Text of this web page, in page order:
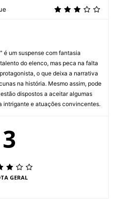
é um suspense com fantasia
do elenco, mas peca na falta
o que deixa a narrativa
na história. Mesmo assim, pode
dispostos a aceitar algumas
intrigante e atuações convincentes.
3
GERAL